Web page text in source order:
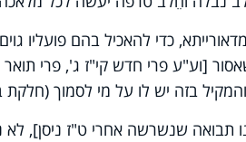
כדי להאכיל בהם פועליו
[וע"ע פרי חדש קי"ז ג', פרי
בזה יש לו על מי לסמוך (חלקת
תבואה שנשרשה אחרי ט"ז ניסן], לא